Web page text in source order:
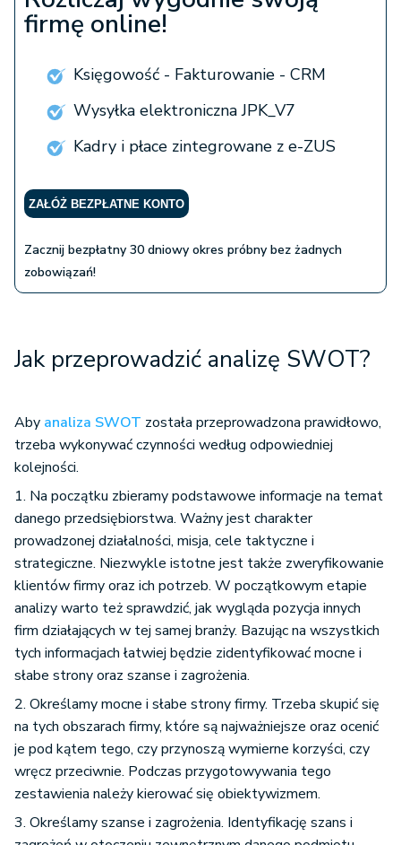
firmę online!
Księgowość - Fakturowanie - CRM
Wysyłka elektroniczna JPK_V7
Kadry i płace zintegrowane z e-ZUS
ZAŁÓŻ BEZPŁATNE KONTO
Zacznij bezpłatny 30 dniowy okres próbny bez żadnych
zobowiązań!
Jak przeprowadzić analizę SWOT?
Aby analiza SWOT została przeprowadzona prawidłowo,
trzeba wykonywać czynności według odpowiedniej
kolejności.
1. Na początku zbieramy podstawowe informacje na temat
danego przedsiębiorstwa. Ważny jest charakter
prowadzonej działalności, misja, cele taktyczne i
strategiczne. Niezwykle istotne jest także zweryfikowanie
klientów firmy oraz ich potrzeb. W początkowym etapie
analizy warto też sprawdzić, jak wygląda pozycja innych
firm działających w tej samej branży. Bazując na wszystkich
tych informacjach łatwiej będzie zidentyfikować mocne i
słabe strony oraz szanse i zagrożenia.
2. Określamy mocne i słabe strony firmy. Trzeba skupić się
na tych obszarach firmy, które są najważniejsze oraz ocenić
je pod kątem tego, czy przynoszą wymierne korzyści, czy
wręcz przeciwnie. Podczas przygotowywania tego
zestawienia należy kierować się obiektywizmem.
3. Określamy szanse i zagrożenia. Identyfikację szans i